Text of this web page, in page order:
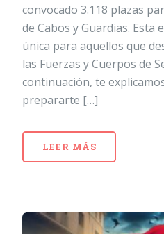
convocado 3.118 plazas
de Cabos y Guardias. Esta
única para aquellos que
las Fuerzas y Cuerpos de
continuación, te
prepararte […]
LEER MÁS